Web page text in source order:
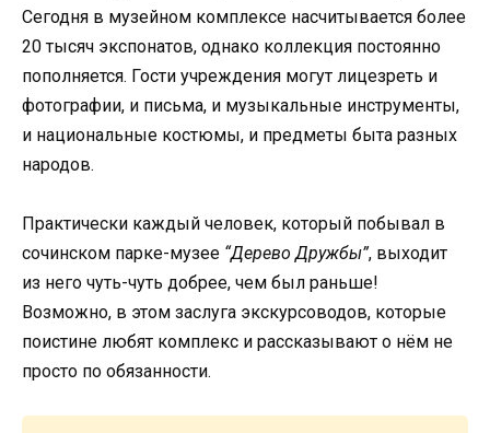
Сегодня в музейном комплексе насчитывается более
20 тысяч экспонатов, однако коллекция постоянно
пополняется. Гости учреждения могут лицезреть и
фотографии, и письма, и музыкальные инструменты,
и национальные костюмы, и предметы быта разных
народов.
Практически каждый человек, который побывал в
сочинском парке-музее “Дерево Дружбы”, выходит
из него чуть-чуть добрее, чем был раньше!
Возможно, в этом заслуга экскурсоводов, которые
поистине любят комплекс и рассказывают о нём не
просто по обязанности.